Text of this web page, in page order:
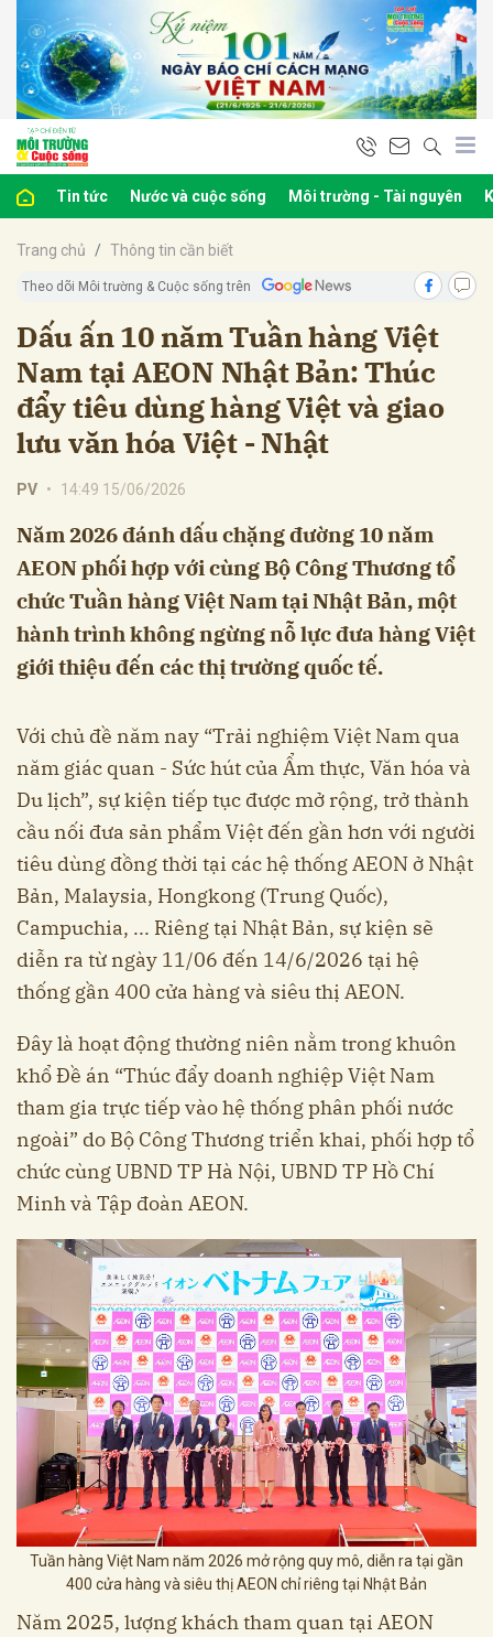
Tin tức Nước và cuộc sống Môi trường - Tài nguyên
Trang chủ Thông tin cần biết
Theo dõi Môi trường & Cuộc sống trên
Dấu ấn 10 năm Tuần hàng Việt
Nam tại AEON Nhật Bản: Thúc
đẩy tiêu dùng hàng Việt và giao
lưu văn hóa Việt - Nhật
PV • 14:49 15/06/2026
Năm 2026 đánh dấu chặng đường 10 năm
AEON phối hợp với cùng Bộ Công Thương tổ
chức Tuần hàng Việt Nam tại Nhật Bản, một
hành trình không ngừng nỗ lực đưa hàng Việt
giới thiệu đến các thị trường quốc tế.
Với chủ đề năm nay “Trải nghiệm Việt Nam qua
năm giác quan - Sức hút của Ẩm thực, Văn hóa và
Du lịch”, sự kiện tiếp tục được mở rộng, trở thành
cầu nối đưa sản phẩm Việt đến gần hơn với người
tiêu dùng đồng thời tại các hệ thống AEON ở Nhật
Bản, Malaysia, Hongkong (Trung Quốc),
Campuchia, ... Riêng tại Nhật Bản, sự kiện sẽ
diễn ra từ ngày 11/06 đến 14/6/2026 tại hệ
thống gần 400 cửa hàng và siêu thị AEON.
Đây là hoạt động thường niên nằm trong khuôn
khổ Đề án “Thúc đẩy doanh nghiệp Việt Nam
tham gia trực tiếp vào hệ thống phân phối nước
ngoài” do Bộ Công Thương triển khai, phối hợp tổ
chức cùng UBND TP Hà Nội, UBND TP Hồ Chí
Minh và Tập đoàn AEON.
Tuần hàng Việt Nam năm 2026 mở rộng quy mô, diễn ra tại gần
400 cửa hàng và siêu thị AEON chỉ riêng tại Nhật Bản
Năm 2025, lượng khách tham quan tại AEON
luận
Hủy